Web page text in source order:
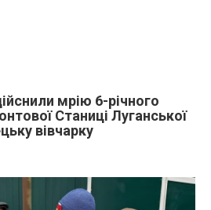
мрію 6-річного
Станиці Луганської
вівчарку